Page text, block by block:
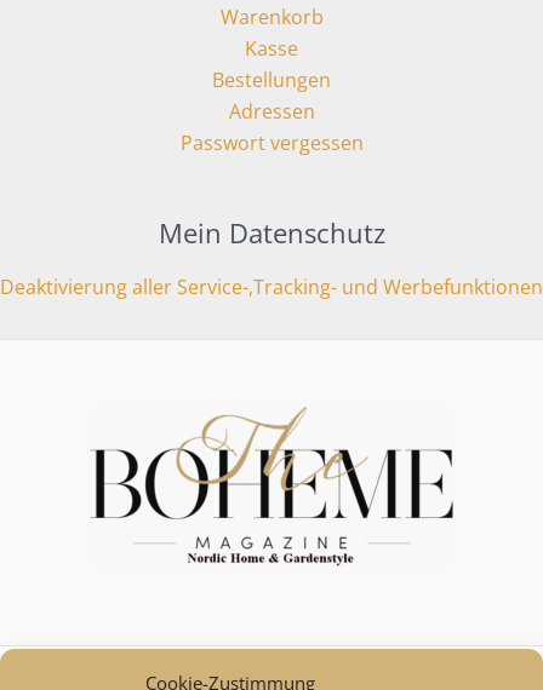
Cookie-Zustimmung
Warenkorb
Kasse
Bestellungen
Adressen
Passwort vergessen
Mein Datenschutz
Deaktivierung aller Service-,Tracking- und Werbefunktionen